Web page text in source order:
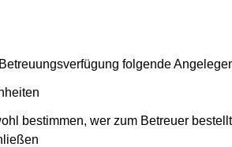
folgende
bestimmen, wer zum Betreuer